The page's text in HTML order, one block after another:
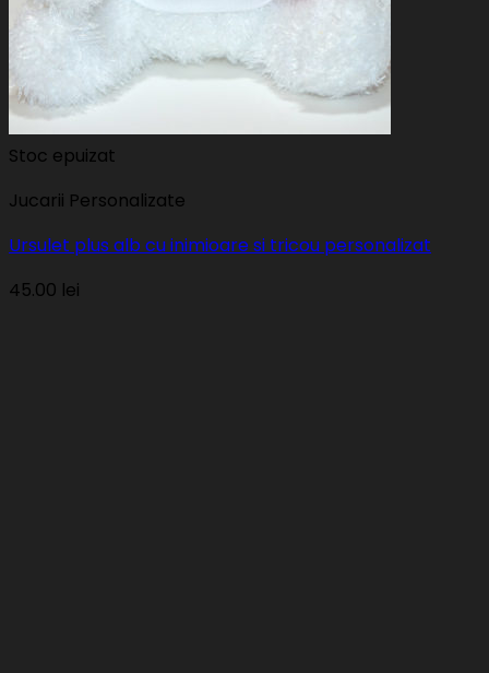
Stoc epuizat
Jucarii Personalizate
Ursulet plus alb cu inimioare si tricou personalizat
45.00 lei